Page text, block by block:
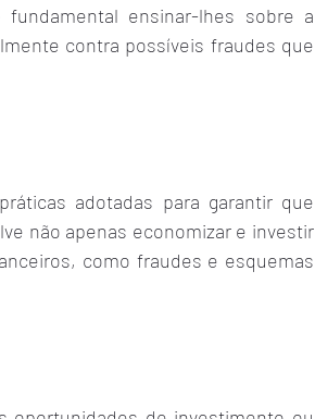
ensinar-lhes sobre a
contra possíveis fraudes que
adotadas para garantir que
não apenas economizar e investir
como fraudes e esquemas